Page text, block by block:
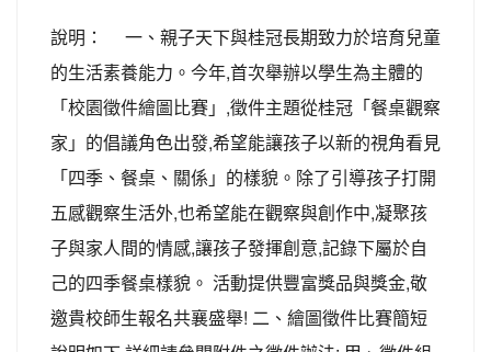
說明： 一、親子天下與桂冠長期致力於培育兒童
的生活素養能力。今年,首次舉辦以學生為主體的
「校園徵件繪圖比賽」,徵件主題從桂冠「餐桌觀察
家」的倡議角色出發,希望能讓孩子以新的視角看見
「四季、餐桌、關係」的樣貌。除了引導孩子打開
五感觀察生活外,也希望能在觀察與創作中,凝聚孩
子與家人間的情感,讓孩子發揮創意,記錄下屬於自
己的四季餐桌樣貌。 活動提供豐富獎品與獎金,敬
邀貴校師生報名共襄盛舉! 二、繪圖徵件比賽簡短